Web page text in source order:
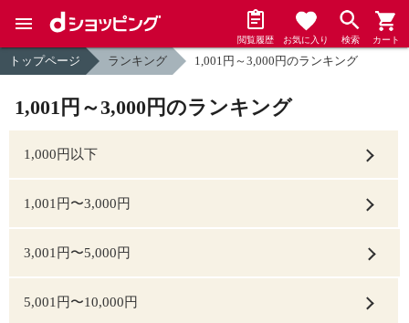
閲覧履歴 お気に入り 検索 カート
トップページ ランキング 1,001円～3,000円のランキング
1,001円～3,000円のランキング
1,000円以下
1,001円〜3,000円
3,001円〜5,000円
5,001円〜10,000円